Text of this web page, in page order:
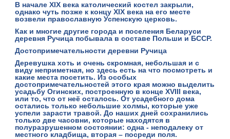
В начале XIX века католический костел закрыли,
однако чуть позже к концу XIX века на его месте
возвели православную Успенскую церковь.
Как и многие другие города и поселения Беларуси
деревня Ручица побывала в составе Польши и БССР.
Достопримечательности деревни Ручица
Деревушка хоть и очень скромная, небольшая и с
виду неприметная, но здесь есть на что посмотреть и
какие места посетить. Из особых
достопримечательностей этого края можно выделить
усадьбу Огинских, построенную в конце XVIII века,
или то, что от неё осталось. От усадебного дома
остались только небольшие холмы, которые уже
успели зарасти травой. До наших дней сохранились
только две часовни, которые находятся в
полуразрушенном состоянии: одна - неподалеку от
местного кладбища, вторая – посреди поля.